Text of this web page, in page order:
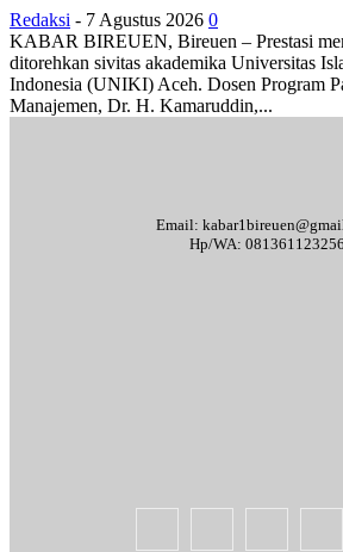
Redaksi - 7 Agustus 2026 0
KABAR BIREUEN, Bireuen – Prestasi
ditorehkan sivitas akademika Universitas
Indonesia (UNIKI) Aceh. Dosen Program
Manajemen, Dr. H. Kamaruddin,...
Email:
Hp/WA: 081361123256